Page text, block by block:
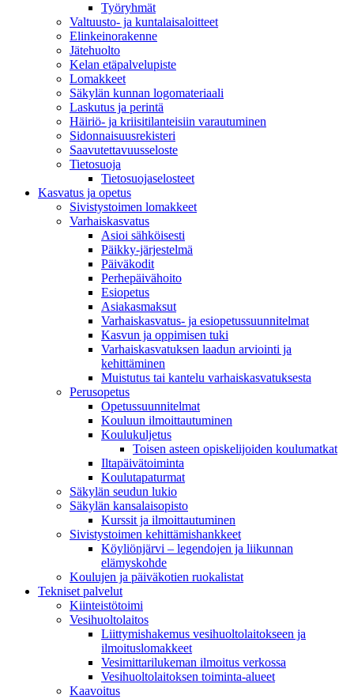
Työryhmät
Valtuusto- ja kuntalaisaloitteet
Elinkeinorakenne
Jätehuolto
Kelan etäpalvelupiste
Lomakkeet
Säkylän kunnan logomateriaali
Laskutus ja perintä
Häiriö- ja kriisitilanteisiin varautuminen
Sidonnaisuusrekisteri
Saavutettavuusseloste
Tietosuoja
Tietosuojaselosteet
Kasvatus ja opetus
Sivistystoimen lomakkeet
Varhaiskasvatus
Asioi sähköisesti
Päikky-järjestelmä
Päiväkodit
Perhepäivähoito
Esiopetus
Asiakasmaksut
Varhaiskasvatus- ja esiopetussuunnitelmat
Kasvun ja oppimisen tuki
Varhaiskasvatuksen laadun arviointi ja
kehittäminen
Muistutus tai kantelu varhaiskasvatuksesta
Perusopetus
Opetussuunnitelmat
Kouluun ilmoittautuminen
Koulukuljetus
Toisen asteen opiskelijoiden koulumatkat
Iltapäivätoiminta
Koulutapaturmat
Säkylän seudun lukio
Säkylän kansalaisopisto
Kurssit ja ilmoittautuminen
Sivistystoimen kehittämishankkeet
Köyliönjärvi – legendojen ja liikunnan
elämyskohde
Koulujen ja päiväkotien ruokalistat
Tekniset palvelut
Kiinteistötoimi
Vesihuoltolaitos
Liittymishakemus vesihuoltolaitokseen ja
ilmoituslomakkeet
Vesimittarilukeman ilmoitus verkossa
Vesihuoltolaitoksen toiminta-alueet
Kaavoitus